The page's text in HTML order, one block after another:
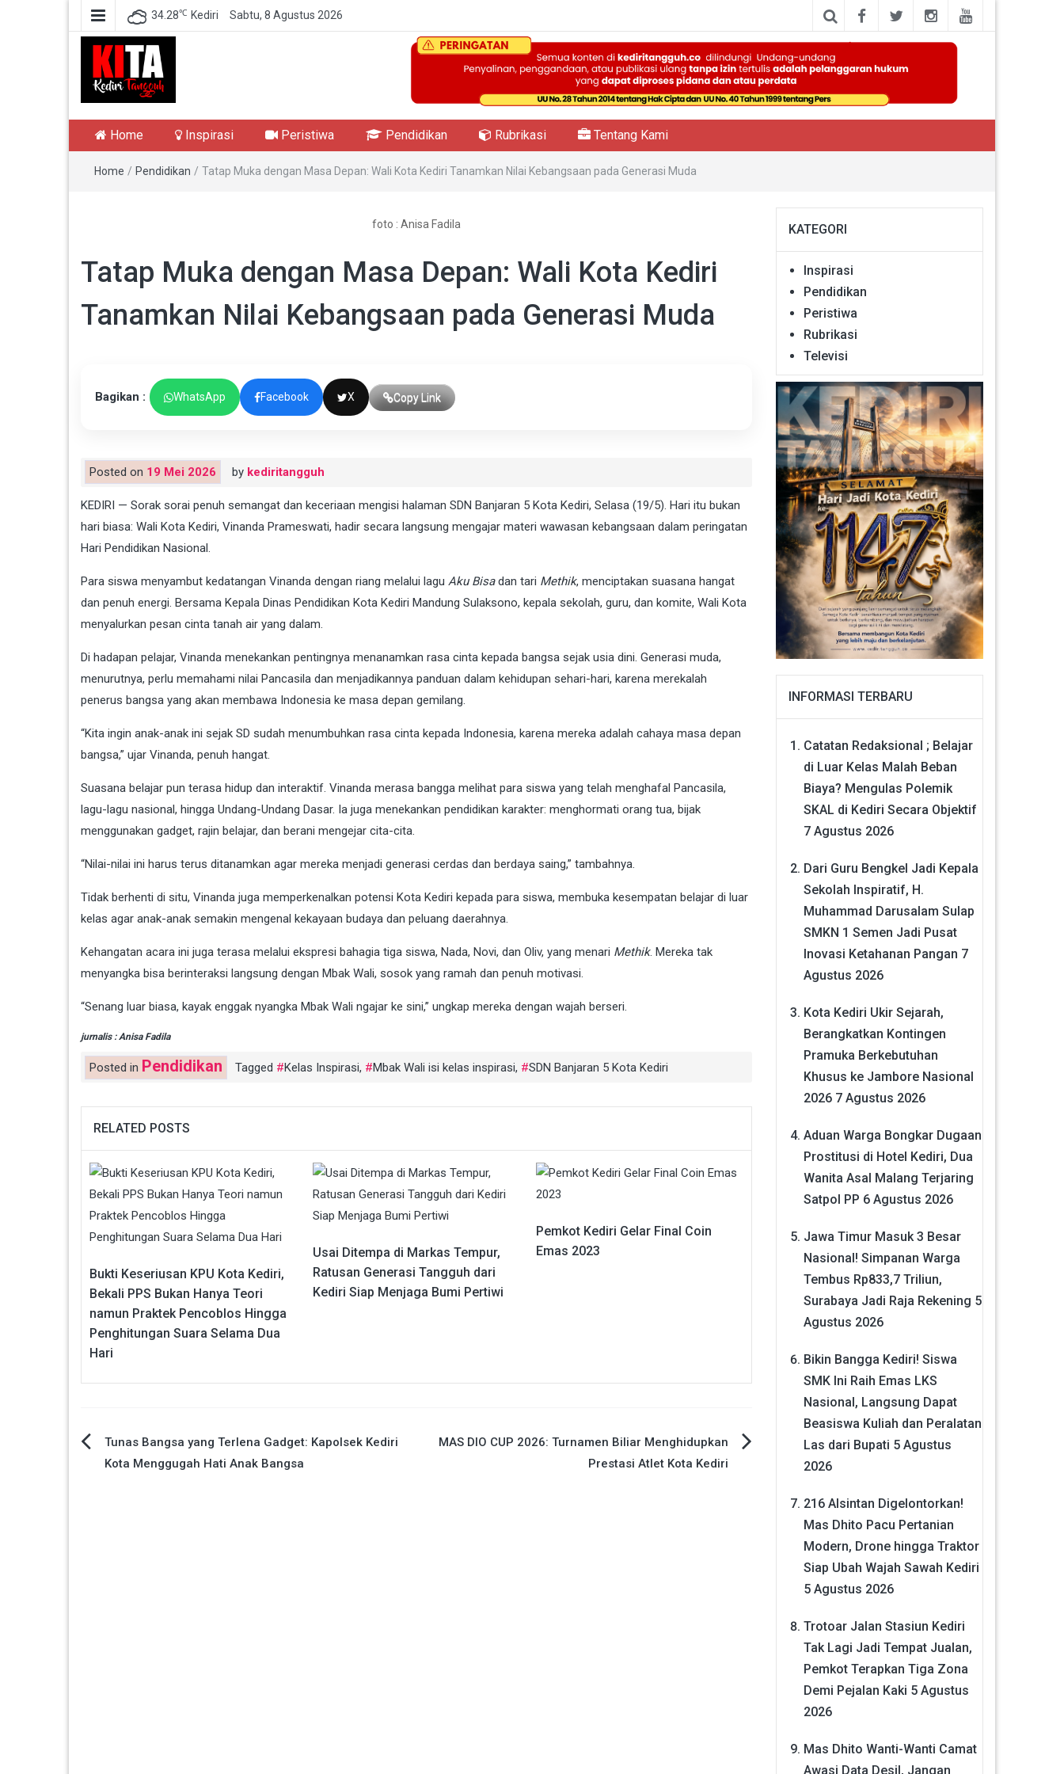
34.28℃ Kediri Sabtu, 8 Agustus 2026
Kediri Tangguh
Home Inspirasi Peristiwa Pendidikan Rubrikasi Tentang Kami
Home / Pendidikan / Tatap Muka dengan Masa Depan: Wali Kota Kediri Tanamkan Nilai Kebangsaan pada Generasi Muda
foto : Anisa Fadila
Tatap Muka dengan Masa Depan: Wali Kota Kediri
Tanamkan Nilai Kebangsaan pada Generasi Muda
Bagikan : WhatsApp Facebook X Copy Link
Posted on 19 Mei 2026 by kediritangguh
KEDIRI — Sorak sorai penuh semangat dan keceriaan mengisi halaman SDN Banjaran 5 Kota Kediri, Selasa (19/5). Hari itu bukan
hari biasa: Wali Kota Kediri, Vinanda Prameswati, hadir secara langsung mengajar materi wawasan kebangsaan dalam peringatan
Hari Pendidikan Nasional.
Para siswa menyambut kedatangan Vinanda dengan riang melalui lagu Aku Bisadan tari Methik, menciptakan suasana hangat
dan penuh energi. Bersama Kepala Dinas Pendidikan Kota Kediri Mandung Sulaksono, kepala sekolah, guru, dan komite, Wali Kota
menyalurkan pesan cinta tanah air yang dalam.
Di hadapan pelajar, Vinanda menekankan pentingnya menanamkan rasa cinta kepada bangsa sejak usia dini. Generasi muda,
menurutnya, perlu memahami nilai Pancasila dan menjadikannya panduan dalam kehidupan sehari-hari, karena merekalah
penerus bangsa yang akan membawa Indonesia ke masa depan gemilang.
“Kita ingin anak-anak ini sejak SD sudah menumbuhkan rasa cinta kepada Indonesia, karena mereka adalah cahaya masa depan
bangsa,” ujar Vinanda, penuh hangat.
Suasana belajar pun terasa hidup dan interaktif. Vinanda merasa bangga melihat para siswa yang telah menghafal Pancasila,
lagu-lagu nasional, hingga Undang-Undang Dasar. Ia juga menekankan pendidikan karakter: menghormati orang tua, bijak
menggunakan gadget, rajin belajar, dan berani mengejar cita-cita.
“Nilai-nilai ini harus terus ditanamkan agar mereka menjadi generasi cerdas dan berdaya saing,” tambahnya.
Tidak berhenti di situ, Vinanda juga memperkenalkan potensi Kota Kediri kepada para siswa, membuka kesempatan belajar di luar
kelas agar anak-anak semakin mengenal kekayaan budaya dan peluang daerahnya.
Kehangatan acara ini juga terasa melalui ekspresi bahagia tiga siswa, Nada, Novi, dan Oliv, yang menari Methik. Mereka tak
menyangka bisa berinteraksi langsung dengan Mbak Wali, sosok yang ramah dan penuh motivasi.
“Senang luar biasa, kayak enggak nyangka Mbak Wali ngajar ke sini,” ungkap mereka dengan wajah berseri.
jurnalis : Anisa Fadila
Posted in Pendidikan Tagged Kelas Inspirasi, Mbak Wali isi kelas inspirasi, SDN Banjaran 5 Kota Kediri
RELATED POSTS
Bukti Keseriusan KPU Kota Kediri,
Bekali PPS Bukan Hanya Teori
namun Praktek Pencoblos Hingga
Penghitungan Suara Selama Dua
Hari
Usai Ditempa di Markas Tempur,
Ratusan Generasi Tangguh dari
Kediri Siap Menjaga Bumi Pertiwi
Pemkot Kediri Gelar Final Coin
Emas 2023
Navigasi
Tunas Bangsa yang Terlena Gadget: Kapolsek Kediri
Kota Menggugah Hati Anak Bangsa
MAS DIO CUP 2026: Turnamen Biliar Menghidupkan
Prestasi Atlet Kota Kediri
KATEGORI
Inspirasi
Pendidikan
Peristiwa
Rubrikasi
Televisi
INFORMASI TERBARU
Catatan Redaksional ; Belajar
di Luar Kelas Malah Beban
Biaya? Mengulas Polemik
SKAL di Kediri Secara Objektif
7 Agustus 2026
Dari Guru Bengkel Jadi Kepala
Sekolah Inspiratif, H.
Muhammad Darusalam Sulap
SMKN 1 Semen Jadi Pusat
Inovasi Ketahanan Pangan 7
Agustus 2026
Kota Kediri Ukir Sejarah,
Berangkatkan Kontingen
Pramuka Berkebutuhan
Khusus ke Jambore Nasional
2026 7 Agustus 2026
Aduan Warga Bongkar Dugaan
Prostitusi di Hotel Kediri, Dua
Wanita Asal Malang Terjaring
Satpol PP 6 Agustus 2026
Jawa Timur Masuk 3 Besar
Nasional! Simpanan Warga
Tembus Rp833,7 Triliun,
Surabaya Jadi Raja Rekening 5
Agustus 2026
Bikin Bangga Kediri! Siswa
SMK Ini Raih Emas LKS
Nasional, Langsung Dapat
Beasiswa Kuliah dan Peralatan
Las dari Bupati 5 Agustus
2026
216 Alsintan Digelontorkan!
Mas Dhito Pacu Pertanian
Modern, Drone hingga Traktor
Siap Ubah Wajah Sawah Kediri
5 Agustus 2026
Trotoar Jalan Stasiun Kediri
Tak Lagi Jadi Tempat Jualan,
Pemkot Terapkan Tiga Zona
Demi Pejalan Kaki 5 Agustus
2026
Mas Dhito Wanti-Wanti Camat
Awasi Data Desil, Jangan